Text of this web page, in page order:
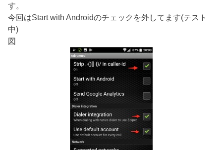
す。
今回はStart with Androidのチェックを外してます(テスト
中)
図